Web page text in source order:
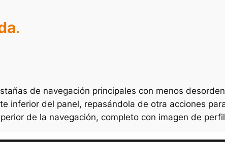
.
de navegación principales con menos
inferior del panel, repasándola de otra acciones
de la navegación, completo con imagen de